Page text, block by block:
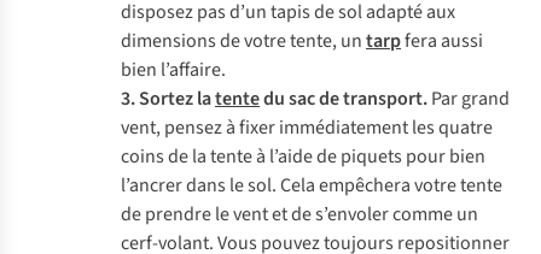
disposez pas d’un tapis de sol adapté aux
dimensions de votre tente, untarpfera aussi
bien l’affaire.
3. Sortez latentedu sac de transport.Par grand
vent, pensez à fixer immédiatement les quatre
coins de la tente à l’aide de piquets pour bien
l’ancrer dans le sol. Cela empêchera votre tente
de prendre le vent et de s’envoler comme un
cerf-volant. Vous pouvez toujours repositionner